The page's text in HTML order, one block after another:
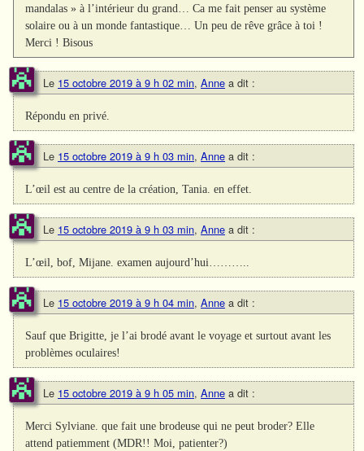
mandalas » à l’intérieur du grand… Ca me fait penser au système
solaire ou à un monde fantastique… Un peu de rêve grâce à toi !
Merci ! Bisous
Le 15 octobre 2019 à 9 h 02 min, Anne a dit :
Répondu en privé.
Le 15 octobre 2019 à 9 h 03 min, Anne a dit :
L’œil est au centre de la création, Tania. en effet.
Le 15 octobre 2019 à 9 h 03 min, Anne a dit :
L’œil, bof, Mijane. examen aujourd’hui………..
Le 15 octobre 2019 à 9 h 04 min, Anne a dit :
Sauf que Brigitte, je l’ai brodé avant le voyage et surtout avant les
problèmes oculaires!
Le 15 octobre 2019 à 9 h 05 min, Anne a dit :
Merci Sylviane. que fait une brodeuse qui ne peut broder? Elle
attend patiemment (MDR!! Moi, patienter?)